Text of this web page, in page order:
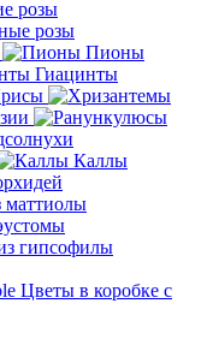
розы
розы
Пионы
Гиацинты
Каллы
маттиолы
гипсофилы
Цветы в коробке с